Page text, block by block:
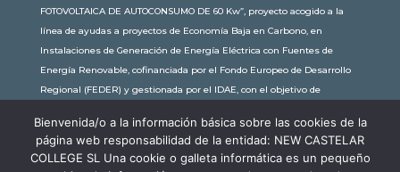
FOTOVOLTAICA DE AUTOCONSUMO DE 60 Kw”, proyecto acogido a la
línea de ayudas a proyectos de Economía Baja en Carbono, en
Instalaciones de Generación de Energía Eléctrica con Fuentes de
Energía Renovable, cofinanciada por el Fondo Europeo de Desarrollo
Regional (FEDER) y gestionada por el IDAE, con el objetivo de
subvención de 30.245,63€. Con una potencia instalada de 60kW, la
comunidad educativa de New Castelar ahorra al planeta 34,79
toneladas de CO2 al año, lo que equivale a recorrer 116.677 km en coche
Bienvenida/o a la información básica sobre las cookies de la
página web responsabilidad de la entidad: NEW CASTELAR
COLLEGE SL Una cookie o galleta informática es un pequeño